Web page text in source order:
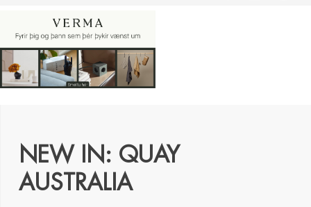
NEW IN: QUAY
AUSTRALIA